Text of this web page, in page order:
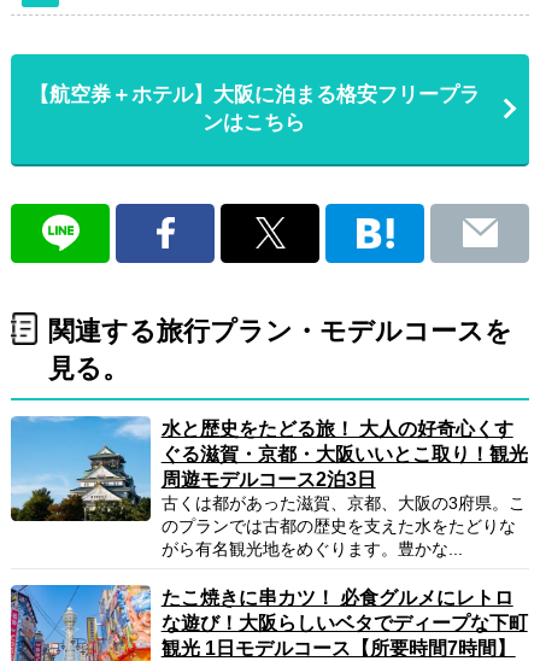
【航空券＋ホテル】大阪に泊まる格安フリープラ
ンはこちら
関連する旅行プラン・モデルコースを
見る。
水と歴史をたどる旅！ 大人の好奇心くす
ぐる滋賀・京都・大阪いいとこ取り！観光
周遊モデルコース2泊3日
古くは都があった滋賀、京都、大阪の3府県。こ
のプランでは古都の歴史を支えた水をたどりな
がら有名観光地をめぐります。豊かな...
たこ焼きに串カツ！ 必食グルメにレトロ
な遊び！大阪らしいベタでディープな下町
観光 1日モデルコース【所要時間7時間】